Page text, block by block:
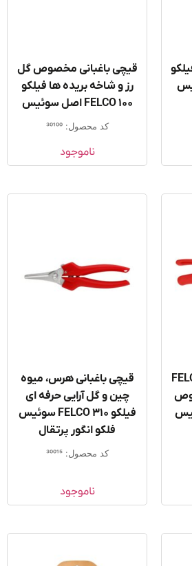
قیچی باغبانی مخصوص گل
رز و شاخه بریده ها فیلکو
FELCO 100 اصل سوئیس
کد محصول: 30100
ناموجود
قیچی باغبانی هرس، میوه
چین و گل آرایی حرفه ای
فیلکو FELCO 310 سوئیس
فلکو انگور پرتقال
کد محصول: 30015
ناموجود